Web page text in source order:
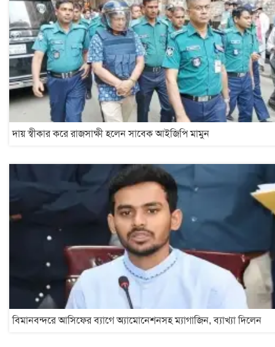
দায় স্বীকার করে রাজসাক্ষী হলেন সাবেক আইজিপি মামুন
বিমানবন্দরে আসিফের ব্যাগে অ্যামোনেশনসহ ম্যাগাজিন, ব্যাখ্যা দিলেন